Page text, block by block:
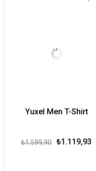
Yuxel Men T-Shirt
₺1.119,93
₺1.599,90